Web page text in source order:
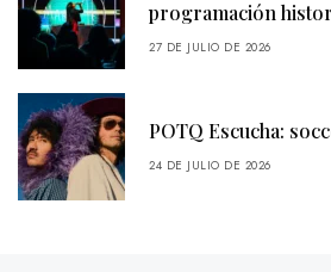
programación
27 DE JULIO DE 2026
POTQ Escucha:
24 DE JULIO DE 2026